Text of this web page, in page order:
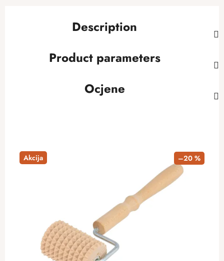
Description
Product parameters
Ocjene
Akcija –20 %